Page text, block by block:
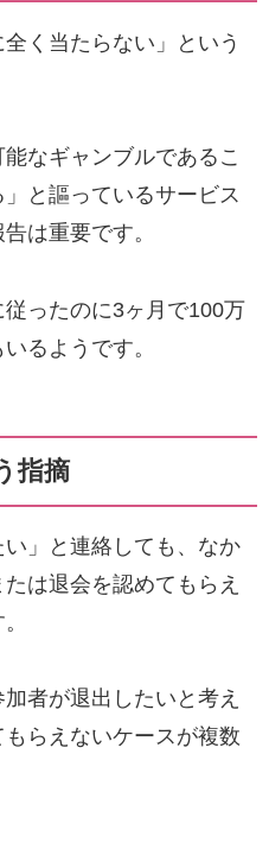
く当たらない」という
なギャンブルであるこ
と謳っているサービス
は重要です。
ったのに3ヶ月で100万
るようです。
指摘
」と連絡しても、なか
は退会を認めてもらえ
者が退出したいと考え
らえないケースが複数